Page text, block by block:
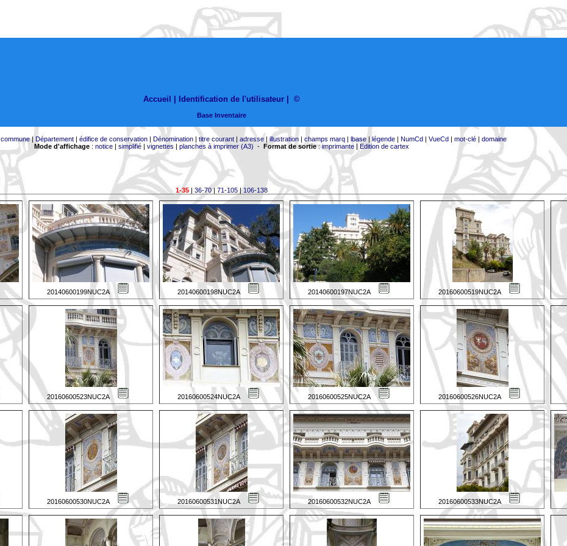
Accueil | Identification de l'utilisateur ©
Base Inventaire
commune| Département| édifice de conservation| Dénomination| titre courant| adresse|illustration| champs marq| lbase| légende| NumCd| VueCd| mot-clé| domaine
Mode d'affichage: notice| simplifié| vignettes | planches à imprimer (A3) - Format de sortie:imprimante| Edition de cartex
1-35| 36-70| 71-105|106-138
20140600199NUC2A 20140600198NUC2A 20140600197NUC2A 20160600519NUC2A
20160600523NUC2A 20160600524NUC2A 20160600525NUC2A 20160600526NUC2A
20160600530NUC2A 20160600531NUC2A 20160600532NUC2A 20160600533NUC2A